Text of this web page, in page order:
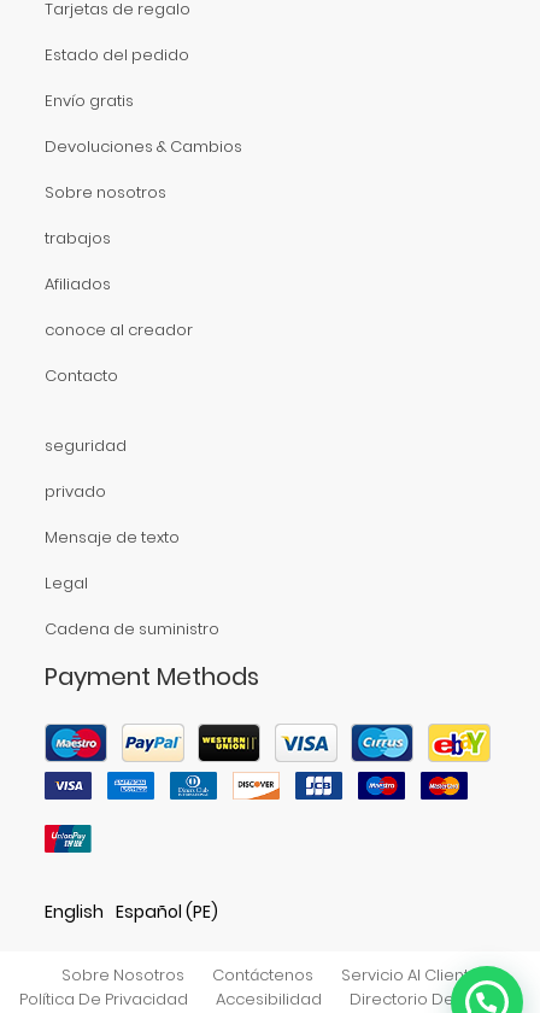
Tarjetas de regalo
Estado del pedido
Envío gratis
Devoluciones & Cambios
Sobre nosotros
trabajos
Afiliados
conoce al creador
Contacto
seguridad
privado
Mensaje de texto
Legal
Cadena de suministro
Payment Methods
English Español (PE)
Sobre Nosotros Contáctenos
Servicio Al Cliente
Política De Privacidad
Accesibilidad Directorio De Tiendas